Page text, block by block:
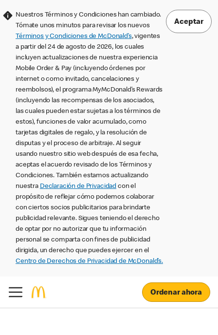
Nuestros Términos y Condiciones han cambiado.
Tómate unos minutos para revisar los nuevos
Términos y Condiciones de McDonald’s, vigentes
a partir del 24 de agosto de 2026, los cuales
incluyen actualizaciones de nuestra experiencia
Mobile Order & Pay (incluyendo órdenes por
internet o como invitado, cancelaciones y
reembolsos), el programa MyMcDonald’s Rewards
(incluyendo las recompensas de los asociados,
las cuales pueden estar sujetas a los términos de
estos), funciones de valor acumulado, como
tarjetas digitales de regalo, y la resolución de
disputas y el proceso de arbitraje. Al seguir
usando nuestro sitio web después de esa fecha,
aceptas el acuerdo revisado de los Términos y
Condiciones. También estamos actualizando
nuestra Declaración de Privacidad con el
propósito de reflejar cómo podemos colaborar
con ciertos socios publicitarios para brindarte
publicidad relevante. Sigues teniendo el derecho
de optar por no autorizar que tu información
personal se comparta con fines de publicidad
dirigida, un derecho que puedes ejercer en el
Centro de Derechos de Privacidad de McDonald’s.
Aceptar
Ordenar ahora